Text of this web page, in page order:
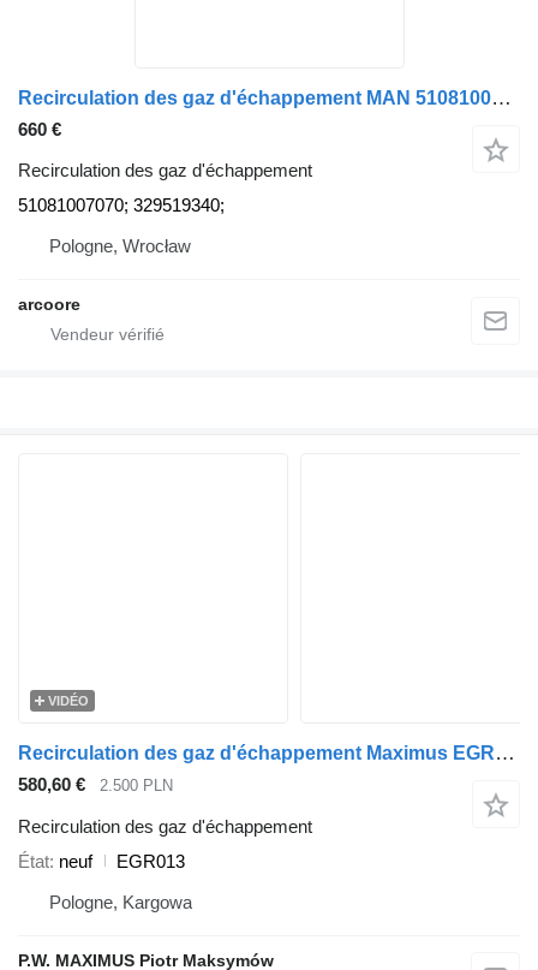
Recirculation des gaz d'échappement MAN 51081007070 pour camion MAN TGL; tga; TGM;
660 €
Recirculation des gaz d'échappement
51081007070; 329519340;
Pologne, Wrocław
arcoore
VIDÉO
Recirculation des gaz d'échappement Maximus EGR013 pour camion MAN TGL
580,60 € 2.500 PLN
Recirculation des gaz d'échappement
État neuf
EGR013
Pologne, Kargowa
P.W. MAXIMUS Piotr Maksymów